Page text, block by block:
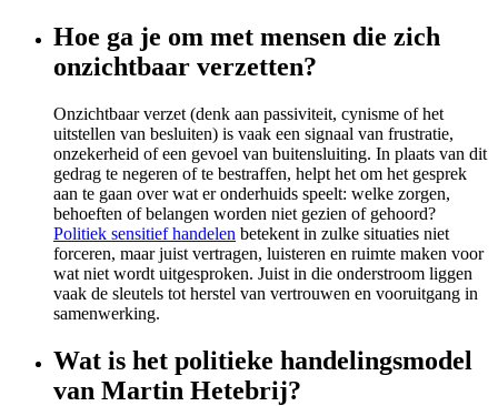
Hoe ga je om met mensen die zich
onzichtbaar verzetten?
Onzichtbaar verzet (denk aan passiviteit, cynisme of het
uitstellen van besluiten) is vaak een signaal van frustratie,
onzekerheid of een gevoel van buitensluiting. In plaats van dit
gedrag te negeren of te bestraffen, helpt het om het gesprek
aan te gaan over wat er onderhuids speelt: welke zorgen,
behoeften of belangen worden niet gezien of gehoord?
Politiek sensitief handelen betekent in zulke situaties niet
forceren, maar juist vertragen, luisteren en ruimte maken voor
wat niet wordt uitgesproken. Juist in die onderstroom liggen
vaak de sleutels tot herstel van vertrouwen en vooruitgang in
samenwerking.
Wat is het politieke handelingsmodel
van Martin Hetebrij?